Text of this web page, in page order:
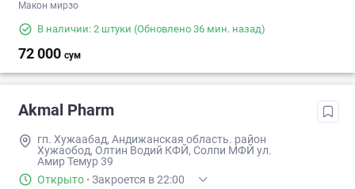
Макон мирзо
В наличии: 2 штуки (Обновлено 36 мин. назад)
72 000 сум
Akmal Pharm
гп. Хужаабад, Андижанская область. район
Хужаобод, Олтин Водий КФЙ, Солпи МФЙ ул.
Амир Темур 39
Открыто · Закроется в 22:00